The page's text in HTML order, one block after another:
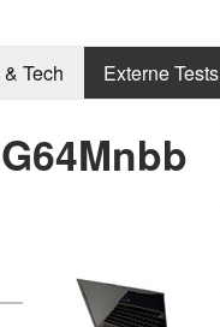
Tech Externe Tests